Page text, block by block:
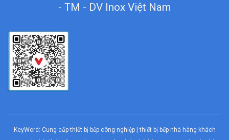
- TM - DV Inox Việt Nam
KeyWord: Cung cấp thiết bị bếp công nghiệp|thiết bị bếp nhà hàng khách